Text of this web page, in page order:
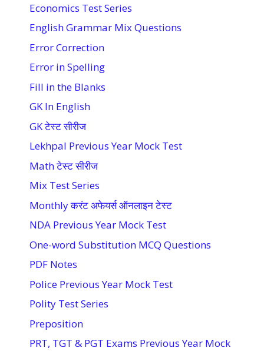
Economics Test Series
English Grammar Mix Questions
Error Correction
Error in Spelling
Fill in the Blanks
GK In English
GK टेस्ट सीरीज
Lekhpal Previous Year Mock Test
Math टेस्ट सीरीज
Mix Test Series
Monthly करंट अफेयर्स ऑनलाइन टेस्ट
NDA Previous Year Mock Test
One-word Substitution MCQ Questions
PDF Notes
Police Previous Year Mock Test
Polity Test Series
Preposition
PRT, TGT & PGT Exams Previous Year Mock